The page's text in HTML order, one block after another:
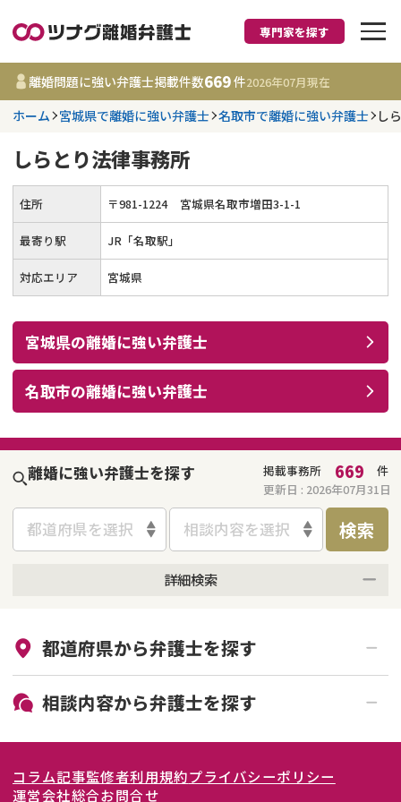
離婚に強い弁護士
都道府県を選択
更新日 :2026年07月31日
離婚前相談
不貞・不倫慰謝料請求
養育費問題
内縁の夫婦
費用相場
養育費
離婚裁判
慰謝料
離婚したくない
専門家を探す
離婚問題に強い弁護士掲載件数669件2026年07月現在
ホーム 宮城県で離婚に強い弁護士 名取市で離婚に強い弁護士 し
しらとり法律事務所
住所 〒981-1224 宮城県名取市増田3-1-1
最寄り駅 JR「名取駅」
対応エリア 宮城県
宮城県の離婚に強い弁護士
名取市の離婚に強い弁護士
離婚に強い弁護士を探す 掲載事務所 669
件
更新日 : 2026年07月31日
都道府県を選択 相談内容を選択 検索
詳細検索
初回相談無料
土日祝の相談可能
都道府県から弁護士を探す
北海道・東北
北海道 青森県
岩手県 宮城県
関東
東京都 神奈川県
東海
相談内容から弁護士を探す
離婚裁判
親権・面会交流権
コラム記事監修者利用規約プライバシーポリシー
運営会社総合お問合せ